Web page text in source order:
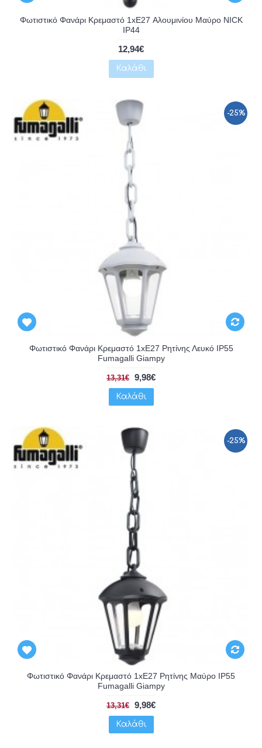
Φωτιστικό Φανάρι Κρεμαστό 1xE27 Αλουμινίου Μαύρο NICK
IP44
12,94€
Καλάθι
-25%
Φωτιστικό Φανάρι Κρεμαστό 1xE27 Ρητίνης Λευκό IP55
Fumagalli Giampy
13,31€ 9,98€
Καλάθι
-25%
Φωτιστικό Φανάρι Κρεμαστό 1xE27 Ρητίνης Μαύρο IP55
Fumagalli Giampy
13,31€ 9,98€
Καλάθι